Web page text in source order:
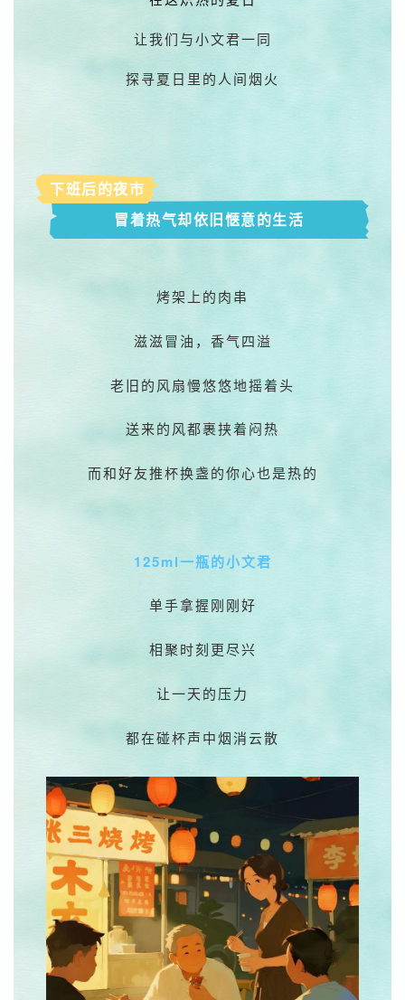
让我们与小文君一同
探寻夏日里的人间烟火
下班后的夜市
冒着热气却依旧惬意的生活
烤架上的肉串
滋滋冒油，香气四溢
老旧的风扇慢悠悠地摇着头
送来的风都裹挟着闷热
而和好友推杯换盏的你心也是热的
125ml一瓶的小文君
单手拿握刚刚好
相聚时刻更尽兴
让一天的压力
都在碰杯声中烟消云散